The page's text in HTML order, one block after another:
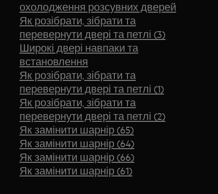
охолодження розсувних дверей
Як розібрати, зібрати та
перевернути двері та петлі (3)
Широкі двері навпаки та
встановлення
Як розібрати, зібрати та
перевернути двері та петлі (1)
Як розібрати, зібрати та
перевернути двері та петлі (2)
Як замінити шарнір (65)
Як замінити шарнір (64)
Як замінити шарнір (66)
Як замінити шарнір (61)